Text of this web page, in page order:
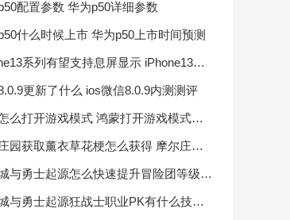
配置参数 华为p50详细参数
什么时候上市 华为p50上市时间预测
iPhone13系列有望支持息屏显示 iPhone13最新功能爆料
更新了什么 ios微信8.0.9内测测评
鸿蒙怎么打开游戏模式 鸿蒙打开游戏模式的方法
摩尔庄园获取薰衣草花梗怎么获得 摩尔庄园获取薰衣草花梗获得的技巧
地下城与勇士起源怎么快速提升冒险团等级 地下城与勇士起源快速提升冒险团等级方法
地下城与勇士起源狂战士职业PK有什么技巧 地下城与勇士起源狂战士职业PK技巧介绍